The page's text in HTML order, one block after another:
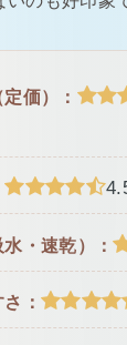
価）：
水・速乾）：
さ：